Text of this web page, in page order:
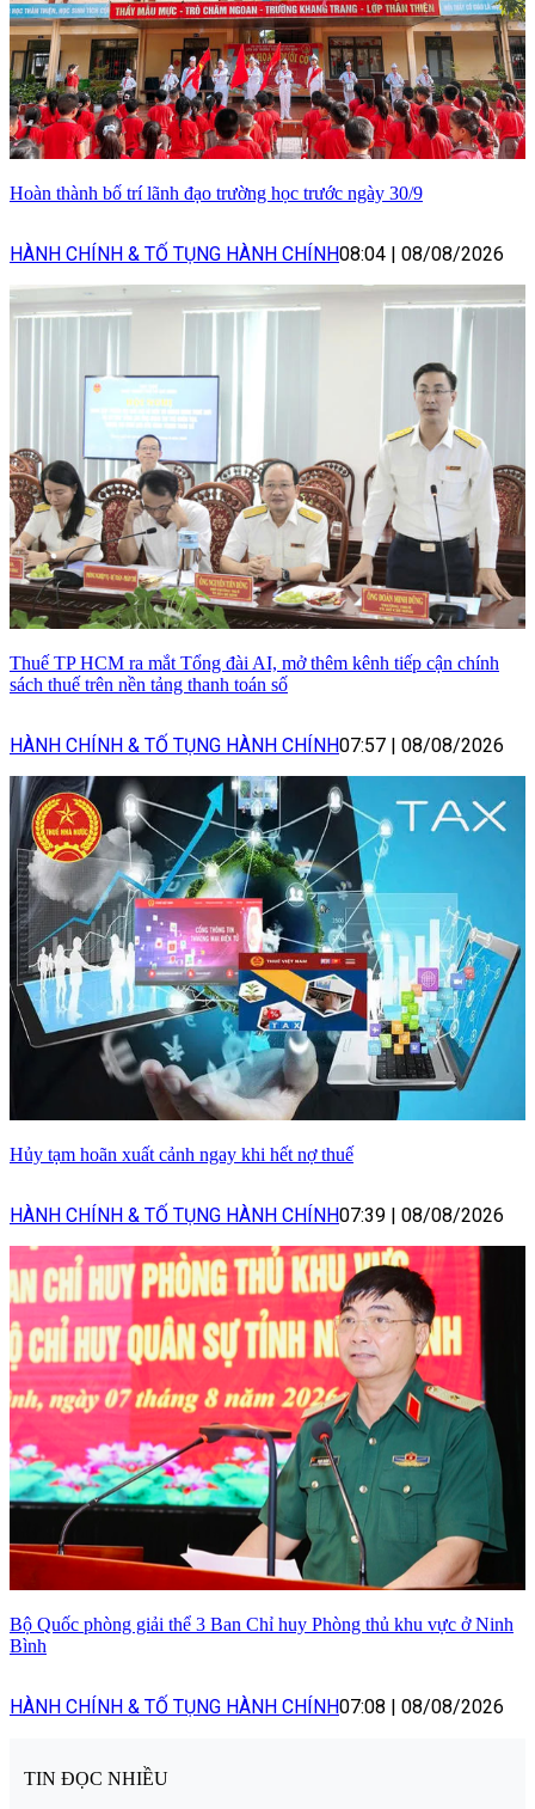
Hoàn thành bố trí lãnh đạo trường học trước ngày 30/9
HÀNH CHÍNH & TỐ TỤNG HÀNH CHÍNH08:04 | 08/08/2026
Thuế TP HCM ra mắt Tổng đài AI, mở thêm kênh tiếp cận chính
sách thuế trên nền tảng thanh toán số
HÀNH CHÍNH & TỐ TỤNG HÀNH CHÍNH07:57 | 08/08/2026
Hủy tạm hoãn xuất cảnh ngay khi hết nợ thuế
HÀNH CHÍNH & TỐ TỤNG HÀNH CHÍNH07:39 | 08/08/2026
Bộ Quốc phòng giải thể 3 Ban Chỉ huy Phòng thủ khu vực ở Ninh
Bình
HÀNH CHÍNH & TỐ TỤNG HÀNH CHÍNH07:08 | 08/08/2026
TIN ĐỌC NHIỀU